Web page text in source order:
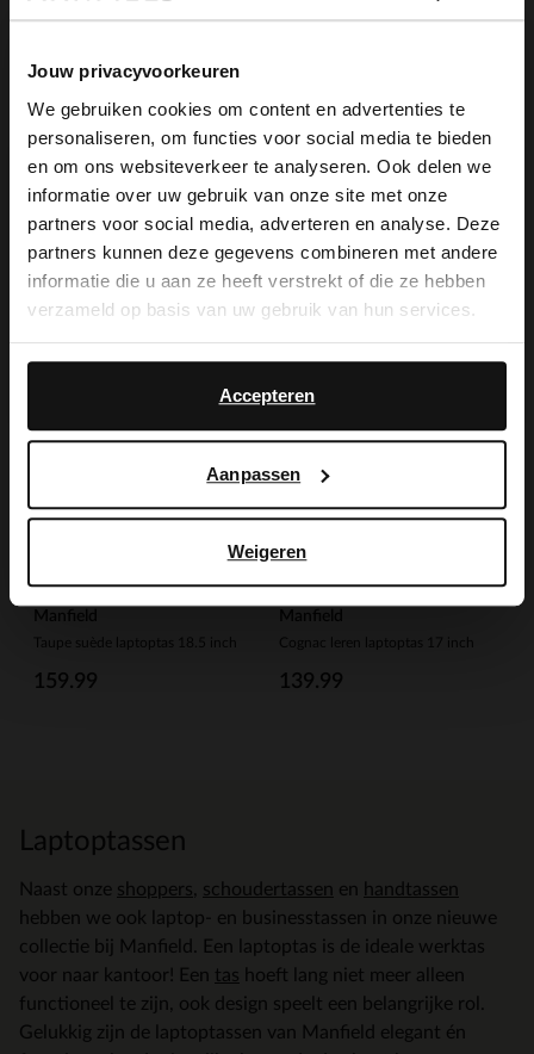
Jouw privacyvoorkeuren
We gebruiken cookies om content en advertenties te
personaliseren, om functies voor social media te bieden
en om ons websiteverkeer te analyseren. Ook delen we
informatie over uw gebruik van onze site met onze
partners voor social media, adverteren en analyse. Deze
partners kunnen deze gegevens combineren met andere
informatie die u aan ze heeft verstrekt of die ze hebben
verzameld op basis van uw gebruik van hun services.
Accepteren
Aanpassen
Weigeren
18 inch cognac leren laptoptas
179.99
18 inch cognac leren laptoptas
129.99
Manfield
Taupe suède laptoptas 18.5 inch
159.99
Cognac leren laptoptas 17 inch
139.99
Laptoptassen
Naast onze shoppers, schoudertassen en handtassen
hebben we ook laptop- en businesstassen in onze nieuwe
collectie bij Manfield. Een laptoptas is de ideale werktas
voor naar kantoor! Een tas hoeft lang niet meer alleen
functioneel te zijn, ook design speelt een belangrijke rol.
Gelukkig zijn de laptoptassen van Manfield elegant én
×
View this website in English?
It looks like your language isn't Dutch. Would
you like to switch to English?
English